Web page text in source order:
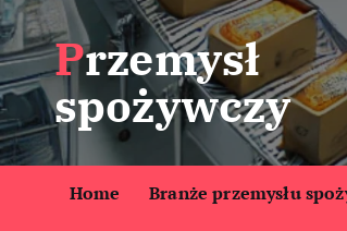
S
k
i
p
t
o
Przemysł
spożywczy
Home Branże przemysłu